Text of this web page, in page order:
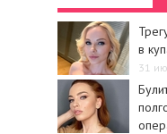
в
31